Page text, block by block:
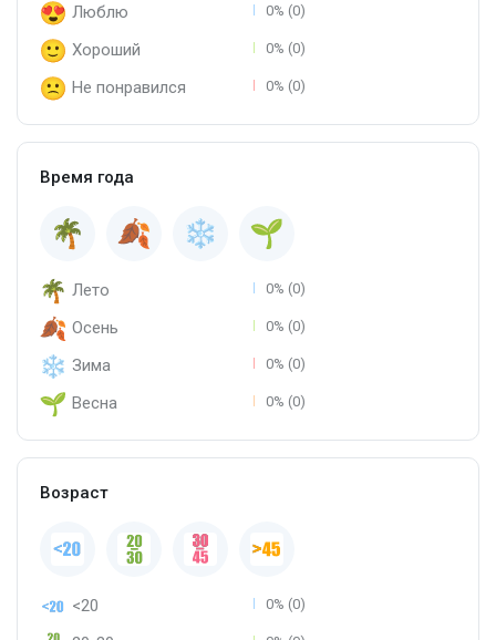
Люблю 0% (0)
Хороший 0% (0)
Не понравился 0% (0)
Время года
Лето 0% (0)
Осень 0% (0)
Зима 0% (0)
Весна 0% (0)
Возраст
<20 0% (0)